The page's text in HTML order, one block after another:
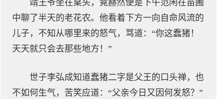
靖王爷坐在桌头，竟赫然便是下午范闲在苗圃
中聊了半天的老花农。他看着下方一向自命风流的
儿子，不知从哪里来的怒气，骂道：“你这蠢猪！
天天就只会去那些地方！”
世子李弘成知道蠢猪二字是父王的口头禅，也
不如何生气，苦笑应道：“父亲今日又因何发怒？”